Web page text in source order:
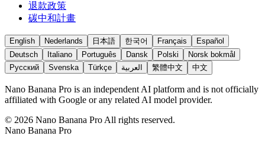
退款政策
碳中和計畫
English Nederlands 日本語 한국어 Français
Español
Deutsch
Italiano Português Dansk Polski
Norsk bokmål
Русский
Svenska Türkçe العربية 繁體中文 中文
Nano Banana Pro is an independent AI platform and is not officially
affiliated with Google or any related AI model provider.
© 2026 Nano Banana Pro All rights reserved.
Nano Banana Pro